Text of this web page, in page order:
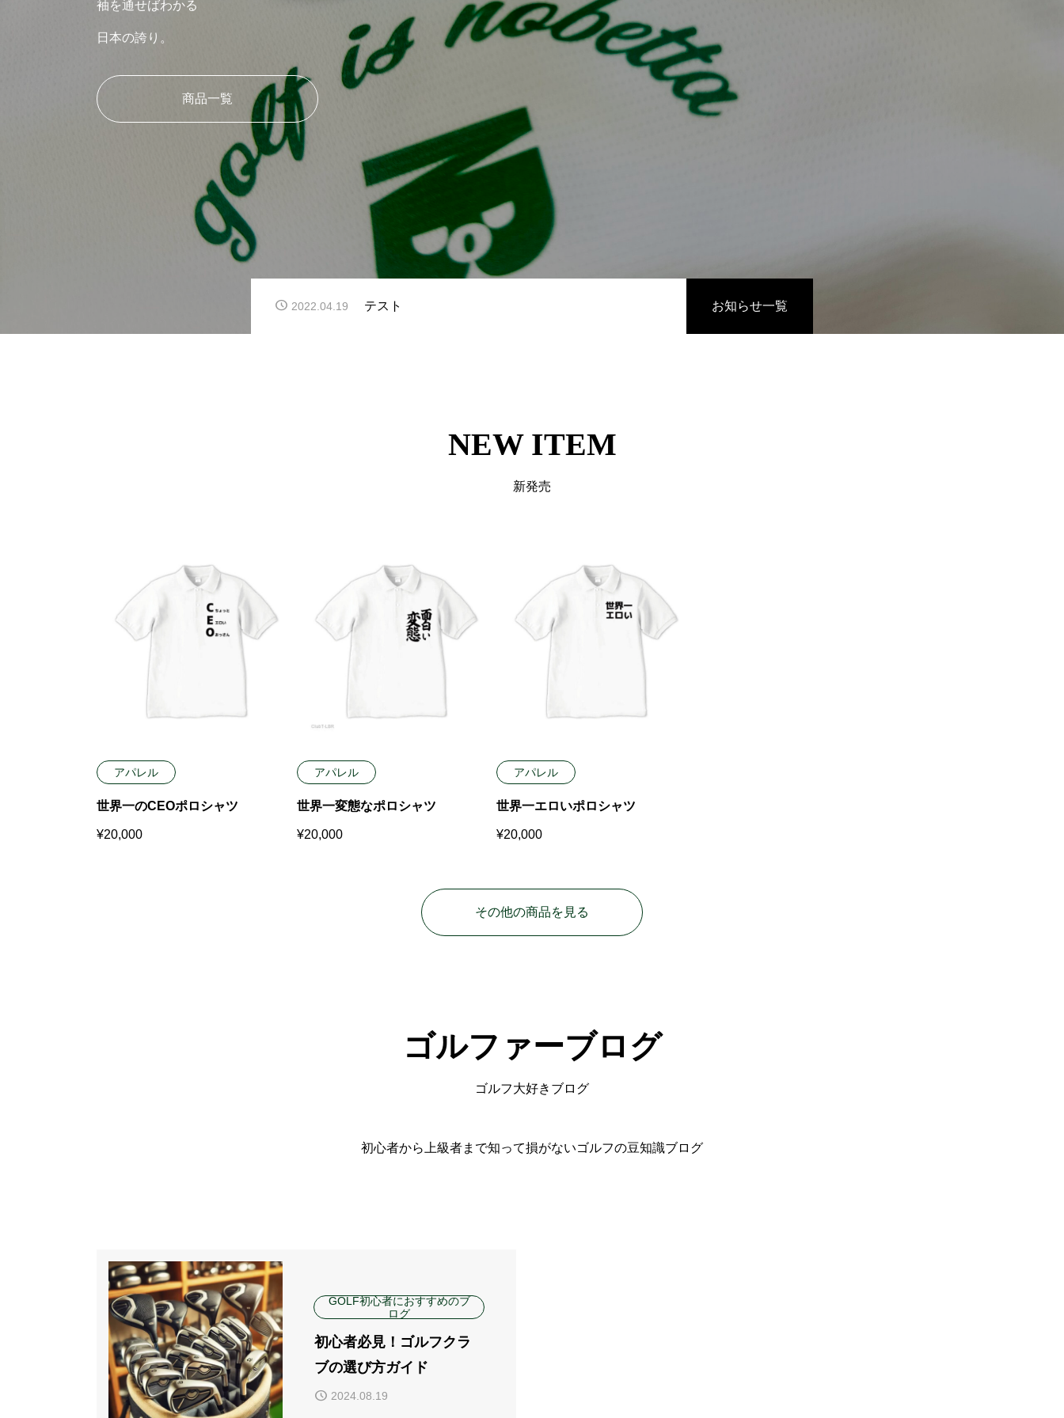
袖を通せばわかる
日本の誇り。
商品一覧
テスト
テスト
2022.04.19 テスト お知らせ一覧
NEW ITEM
新発売
アパレル
世界一のCEOポロシャツ
¥20,000
アパレル
世界一変態なポロシャツ
¥20,000
アパレル
世界一エロいポロシャツ
¥20,000
その他の商品を見る
ゴルファーブログ
ゴルフ大好きブログ
初心者から上級者まで知って損がないゴルフの豆知識ブログ
GOLF初心者におすすめのブ
ログ
初心者必見！ゴルフクラ
ブの選び方ガイド
2024.08.19